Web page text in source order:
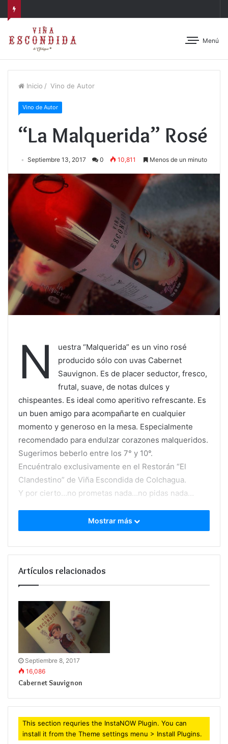
Menú
Inicio / Vino de Autor
Vino de Autor
“La Malquerida” Rosé
Septiembre 13, 2017 0 10,811 Menos de un minuto
N
uestra “Malquerida” es un vino rosé
producido sólo con uvas Cabernet
Sauvignon. Es de placer seductor, fresco,
frutal, suave, de notas dulces y
chispeantes. Es ideal como aperitivo refrescante. Es
un buen amigo para acompañarte en cualquier
momento y generoso en la mesa. Especialmente
recomendado para endulzar corazones malqueridos.
Sugerimos beberlo entre los 7° y 10°.
Encuéntralo exclusivamente en el Restorán “El
Clandestino” de Viña Escondida de Colchagua.
Y por cierto…no prometas nada…no pidas nada…
Mostrar más
Artículos relacionados
Septiembre 8, 2017
16,086
Cabernet Sauvignon
This section requries the InstaNOW Plugin. You can
install it from the Theme settings menu > Install Plugins.